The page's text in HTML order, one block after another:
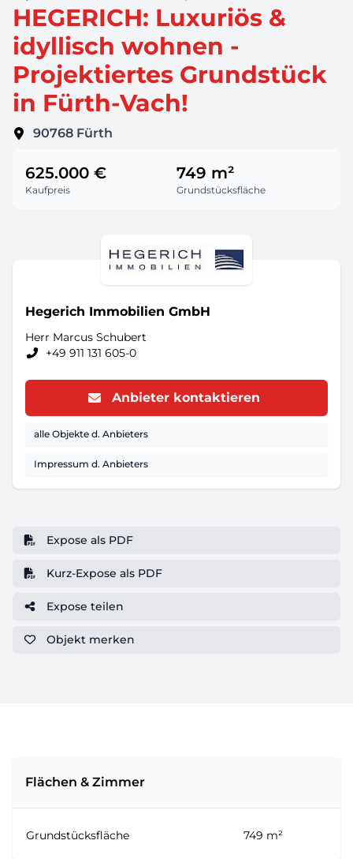
HEGERICH: Luxuriös &
idyllisch wohnen -
Projektiertes Grundstück
in Fürth-Vach!
90768 Fürth
Kaufpreis
625.000 €
Grundstücksfläche
749 m²
Hegerich Immobilien GmbH
Herr Marcus Schubert
+49 911 131 605-0
Anbieter kontaktieren
alle Objekte d. Anbieters
Impressum d. Anbieters
Expose als PDF
Kurz-Expose als PDF
Expose teilen
Objekt merken
Flächen & Zimmer
Grundstücksfläche 749 m²